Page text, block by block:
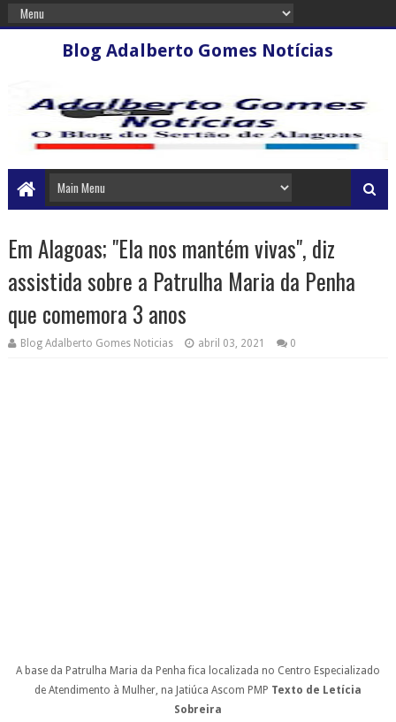
Blog Adalberto Gomes Notícias
Em Alagoas; "Ela nos mantém vivas", diz
assistida sobre a Patrulha Maria da Penha
que comemora 3 anos
Blog Adalberto Gomes Noticias abril 03, 2021 0
“Logo depois, me perguntaram: “Dona Lúcia*, a senhora quer
se tratar?” E eu disse “com certeza!”. E assim eu conheci o
Centro Especializado de Atendimento à Mulher e estou lá até